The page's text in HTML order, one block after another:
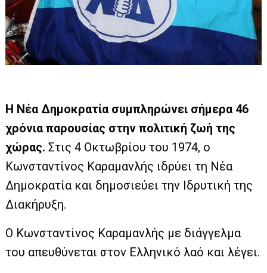
Η Νέα Δημοκρατία συμπληρώνει σήμερα 46
χρόνια παρουσίας στην πολιτική ζωή της
χώρας.Στις 4 Οκτωβρίου του 1974, ο
Κωνσταντίνος Καραμανλής ιδρύει τη Νέα
Δημοκρατία και δημοσιεύει την Ιδρυτική της
Διακήρυξη.
Ο Κωνσταντίνος Καραμανλής με διάγγελμα
του απευθύνεται στον Ελληνικό λαό και λέγει.